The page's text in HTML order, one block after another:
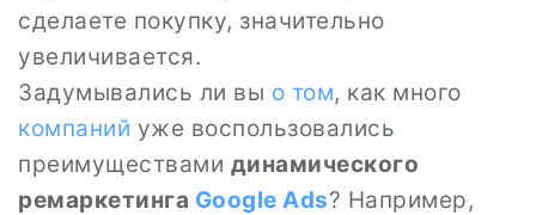
сделаете покупку, значительно
увеличивается.
Задумывались ли вы о том, как много
компаний уже воспользовались
преимуществами динамического
ремаркетинга Google Ads? Например,